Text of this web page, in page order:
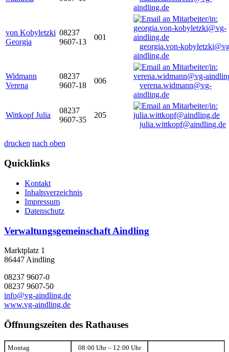
aindling.de
von Kobyletzki
Georgia
08237
9607-13
001
georgia.von-
aindling.de
Widmann
Verena
08237
9607-18
006
verena.widmann@vg-
aindling.de
Wittkopf Julia
08237
9607-35
205
julia.wittkopf@aindling.de
drucken nach oben
Quicklinks
Kontakt
Inhaltsverzeichnis
Impressum
Datenschutz
Verwaltungsgemeinschaft Aindling
Marktplatz 1
86447 Aindling
08237 9607-0
08237 9607-50
info@vg-aindling.de
www.vg-aindling.de
Öffnungszeiten des Rathauses
Montag 08:00 Uhr – 12:00 Uhr